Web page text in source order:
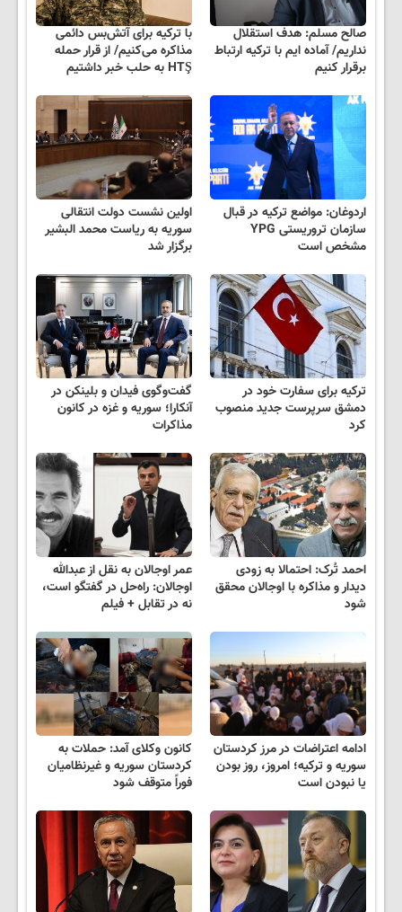
صالح مسلم: هدف استقلال
نداریم/ آماده ایم با ترکیه ارتباط
برقرار کنیم
با ترکیه برای آتش‌بس دائمی
مذاکره می‌کنیم/ از قرار حمله
HTŞ به حلب خبر داشتیم
اردوغان: مواضع ترکیه در قبال
سازمان تروریستی YPG
مشخص است
اولین نشست دولت انتقالی
سوریه به ریاست محمد البشیر
برگزار شد
ترکیه برای سفارت خود در
دمشق سرپرست جدید منصوب
کرد
گفت‌وگوی فیدان و بلینکن در
آنکارا؛ سوریه و غزه در کانون
مذاکرات
احمد تُرک: احتمالا به زودی
دیدار و مذاکره با اوجالان محقق
شود
عمر اوجالان به نقل از عبدالله
اوجالان: راه‌حل در گفتگو است،
نه در تقابل + فیلم
ادامه‌ اعتراضات در مرز کردستان
سوریه و ترکیه؛ امروز، روز بودن
یا نبودن است
کانون وکلای آمد: حملات به
کردستان سوریه و غیرنظامیان
فوراً متوقف شود